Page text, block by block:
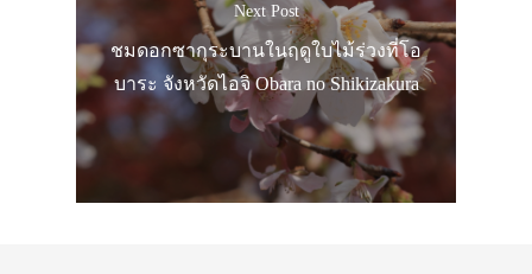
Next Post
ชมดอกซากุระบานในฤดูใบไม้ร่วงที่โอ
บาระ จังหวัดไอจิ Obara no Shikizakura